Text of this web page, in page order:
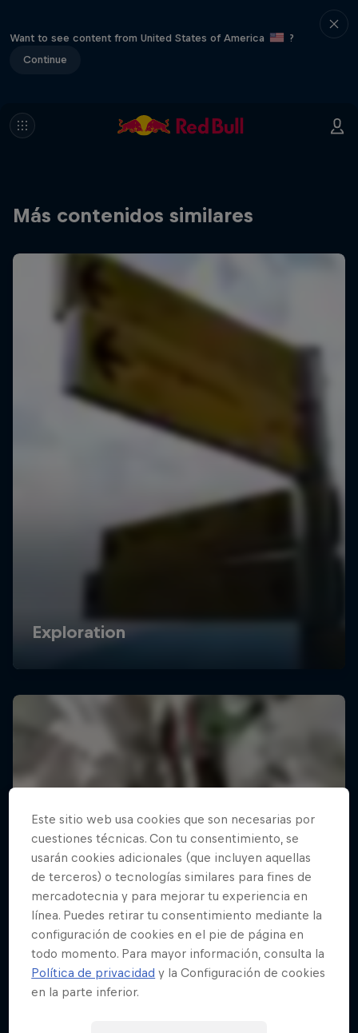
Want to see content from United States of America
?
Continue
Más contenidos similares
Este sitio web usa cookies que son necesarias por
cuestiones técnicas. Con tu consentimiento, se
usarán cookies adicionales (que incluyen aquellas
de terceros) o tecnologías similares para fines de
mercadotecnia y para mejorar tu experiencia en
línea. Puedes retirar tu consentimiento mediante la
configuración de cookies en el pie de página en
todo momento. Para mayor información, consulta la
Política de privacidad y la Configuración de cookies
en la parte inferior.